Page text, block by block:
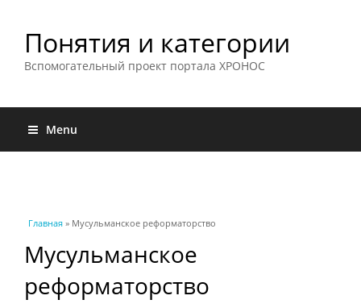
Понятия и категории
Вспомогательный проект портала ХРОНОС
Menu
Вы здесь
Главная » Мусульманское реформаторство
Мусульманское
реформаторство